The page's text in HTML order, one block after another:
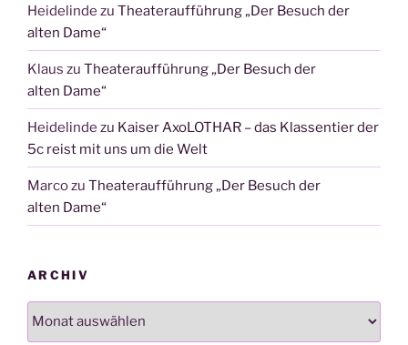
Heidelinde zu Theateraufführung „Der Besuch der
alten Dame“
Klaus zu Theateraufführung „Der Besuch der
alten Dame“
Heidelinde zu Kaiser AxoLOTHAR – das Klassentier der
5c reist mit uns um die Welt
Marcozu Theateraufführung „Der Besuch der
alten Dame“
ARCHIV
Archiv